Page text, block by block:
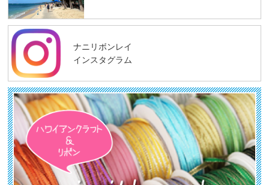
ナニリボンレイ
インスタグラム